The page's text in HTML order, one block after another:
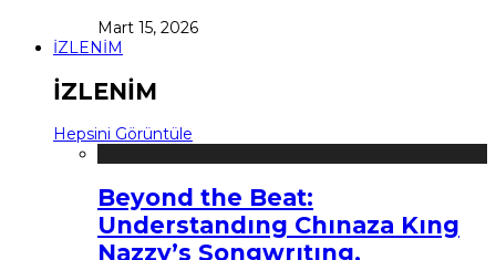
Mart 15, 2026
İZLENİM
İZLENİM
Hepsini Görüntüle
Beyond the Beat:
Understandıng Chınaza Kıng
Nazzy’s Songwrıtıng,